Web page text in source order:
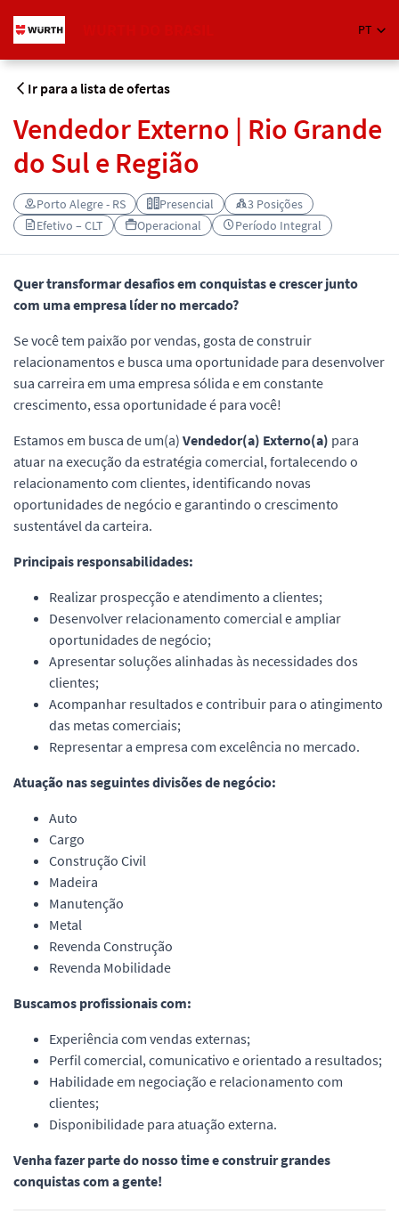
PT
Ir para a lista de ofertas
Vendedor Externo | Rio Grande
do Sul e Região
Porto Alegre - RS Presencial
3 Posições
Efetivo – CLT
Operacional Período Integral
Quer transformar desafios em conquistas e crescer junto
com uma empresa líder no mercado?
Se você tem paixão por vendas, gosta de construir
relacionamentos e busca uma oportunidade para desenvolver
sua carreira em uma empresa sólida e em constante
crescimento, essa oportunidade é para você!
Estamos em busca de um(a) Vendedor(a) Externo(a) para
atuar na execução da estratégia comercial, fortalecendo o
relacionamento com clientes, identificando novas
oportunidades de negócio e garantindo o crescimento
sustentável da carteira.
Principais responsabilidades:
Realizar prospecção e atendimento a clientes;
Desenvolver relacionamento comercial e ampliar
oportunidades de negócio;
Apresentar soluções alinhadas às necessidades dos
clientes;
Acompanhar resultados e contribuir para o atingimento
das metas comerciais;
Representar a empresa com excelência no mercado.
Atuação nas seguintes divisões de negócio:
Auto
Cargo
Construção Civil
Madeira
Manutenção
Metal
Revenda Construção
Revenda Mobilidade
Buscamos profissionais com:
Experiência com vendas externas;
Perfil comercial, comunicativo e orientado a resultados;
Habilidade em negociação e relacionamento com
clientes;
Disponibilidade para atuação externa.
Venha fazer parte do nosso time e construir grandes
conquistas com a gente!